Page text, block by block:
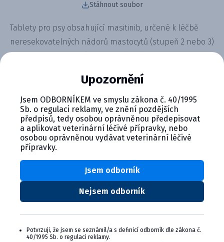
Stáhnout soubor
Tablety pro psy obsahující masitinib, určené k léčbě
neresekovatelných nádorů mastocytů (stupeň 2 nebo 3)
s potvrzenou mutací tyrosinkinázového receptoru c-KIT.
kvalitu života psů s touto diagnózou.
Alternativní produkty
Masivet 150 mg, potahovaná tab...
Upozornění
Jsem ODBORNÍKEM ve smyslu zákona č. 40/1995
Sb. o regulaci reklamy, ve znění pozdějších
předpisů, tedy osobou oprávněnou předepisovat
a aplikovat veterinární léčivé přípravky, nebo
osobou oprávněnou vydávat veterinární léčivé
přípravky.
Nejsem odborník
Jsem odborník
Potvrzuji, že jsem se seznámil/a s definicí odborník dle zákona č.
40/1995 Sb. o regulaci reklamy.